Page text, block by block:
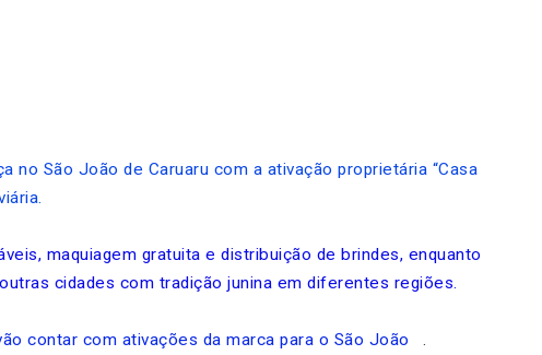
no São João de Caruaru com a ativação proprietária “Casa
maquiagem gratuita e distribuição de brindes, enquanto
cidades com tradição junina em diferentes regiões.
contar com ativações da marca para o São João .